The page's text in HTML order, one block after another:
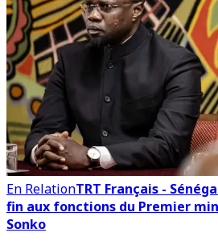
En RelationTRT Français -
fin aux fonctions du Premier
Sonko